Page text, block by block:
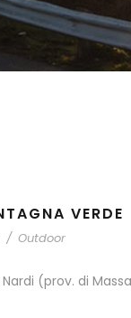
VERDE
/ Outdoor
(prov. di